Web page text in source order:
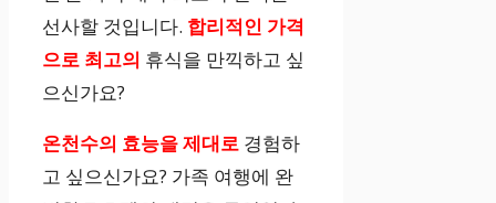
선사할 것입니다. 합리적인 가격
으로 최고의 휴식을 만끽하고 싶
으신가요?
온천수의 효능을 제대로 경험하
고 싶으신가요? 가족 여행에 완